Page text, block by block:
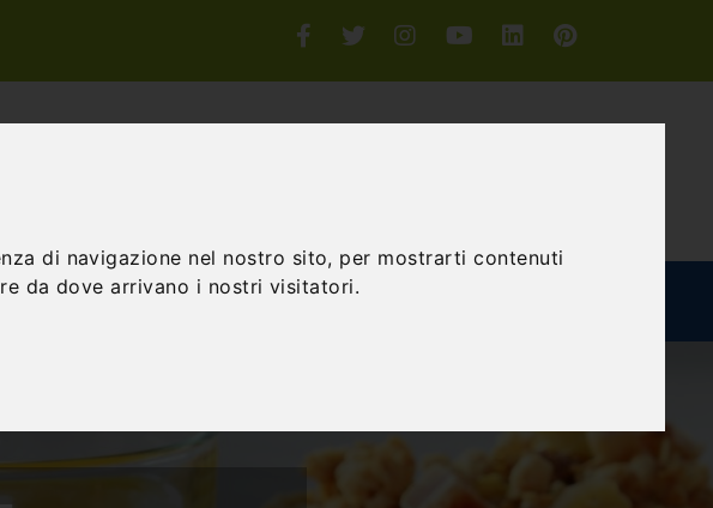
di navigazione nel nostro sito, per mostrarti contenuti
da dove arrivano i nostri visitatori.